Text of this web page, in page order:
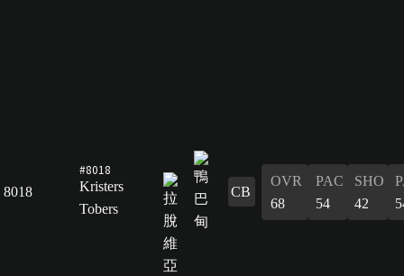
8018
#8018
Kristers
Tobers
CB
OVR
68
PAC
54
SHO
42